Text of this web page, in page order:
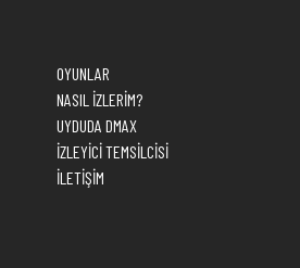
OYUNLAR
NASIL İZLERİM?
UYDUDA DMAX
İZLEYİCİ TEMSİLCİSİ
İLETİŞİM